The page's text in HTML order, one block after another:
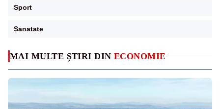
MAI MULTE ȘTIRI DIN ECONOMIE
Sport
Sanatate